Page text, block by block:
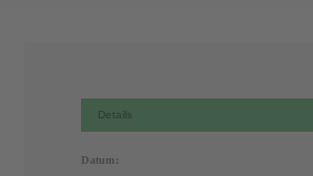
Details
Datum: